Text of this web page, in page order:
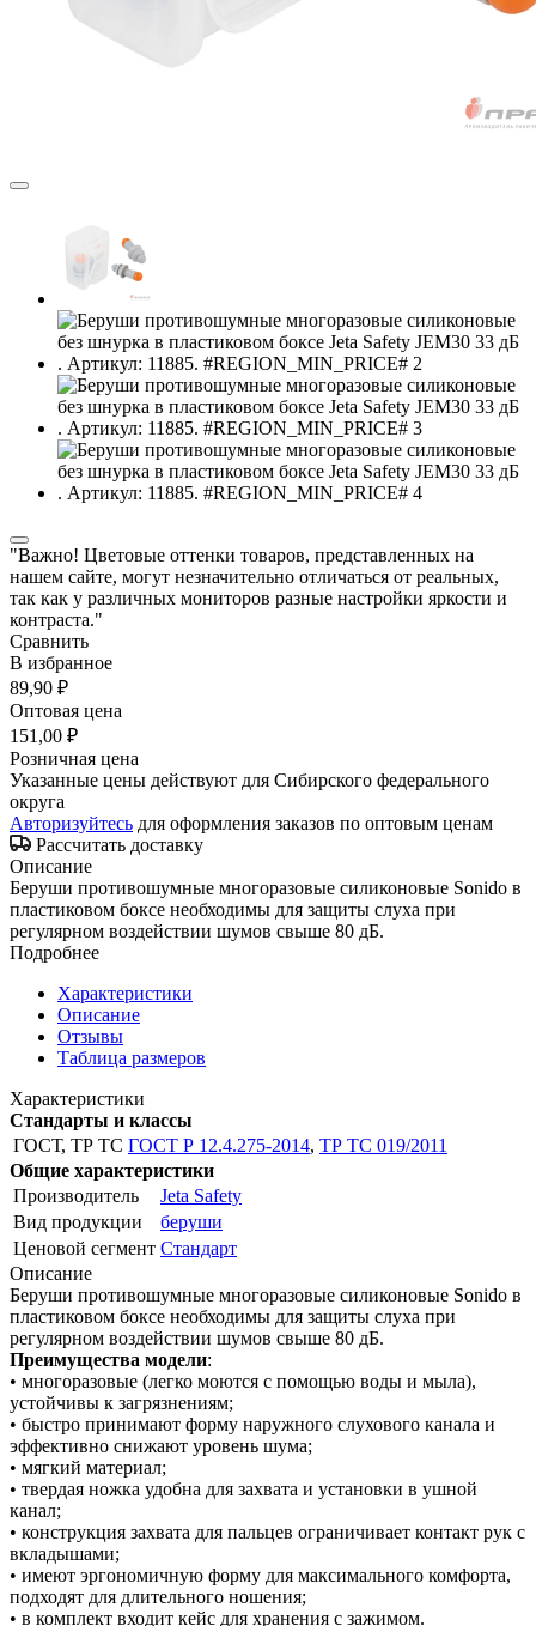
"Важно! Цветовые оттенки товаров, представленных на
нашем сайте, могут незначительно отличаться от реальных,
так как у различных мониторов разные настройки яркости и
контраста."
Сравнить
В избранное
89,90 ₽
Оптовая цена
151,00 ₽
Розничная цена
Указанные цены действуют для Сибирского федерального
округа
Авторизуйтесь для оформления заказов по оптовым ценам
Рассчитать доставку
Описание
Беруши противошумные многоразовые силиконовые Sonido в
пластиковом боксе необходимы для защиты слуха при
регулярном воздействии шумов свыше 80 дБ.
Подробнее
Характеристики
Описание
Отзывы
Таблица размеров
Характеристики
Стандарты и классы
ГОСТ, ТР ТС ГОСТ Р 12.4.275-2014, ТР ТС 019/2011
Общие характеристики
Производитель
Jeta Safety
Вид продукции
беруши
Ценовой сегмент Стандарт
Описание
Беруши противошумные многоразовые силиконовые Sonido в
пластиковом боксе необходимы для защиты слуха при
регулярном воздействии шумов свыше 80 дБ.
Преимущества модели:
• многоразовые (легко моются с помощью воды и мыла),
устойчивы к загрязнениям;
• быстро принимают форму наружного слухового канала и
эффективно снижают уровень шума;
• мягкий материал;
• твердая ножка удобна для захвата и установки в ушной
канал;
• конструкция захвата для пальцев ограничивает контакт рук с
вкладышами;
• имеют эргономичную форму для максимального комфорта,
подходят для длительного ношения;
• в комплект входит кейс для хранения с зажимом.